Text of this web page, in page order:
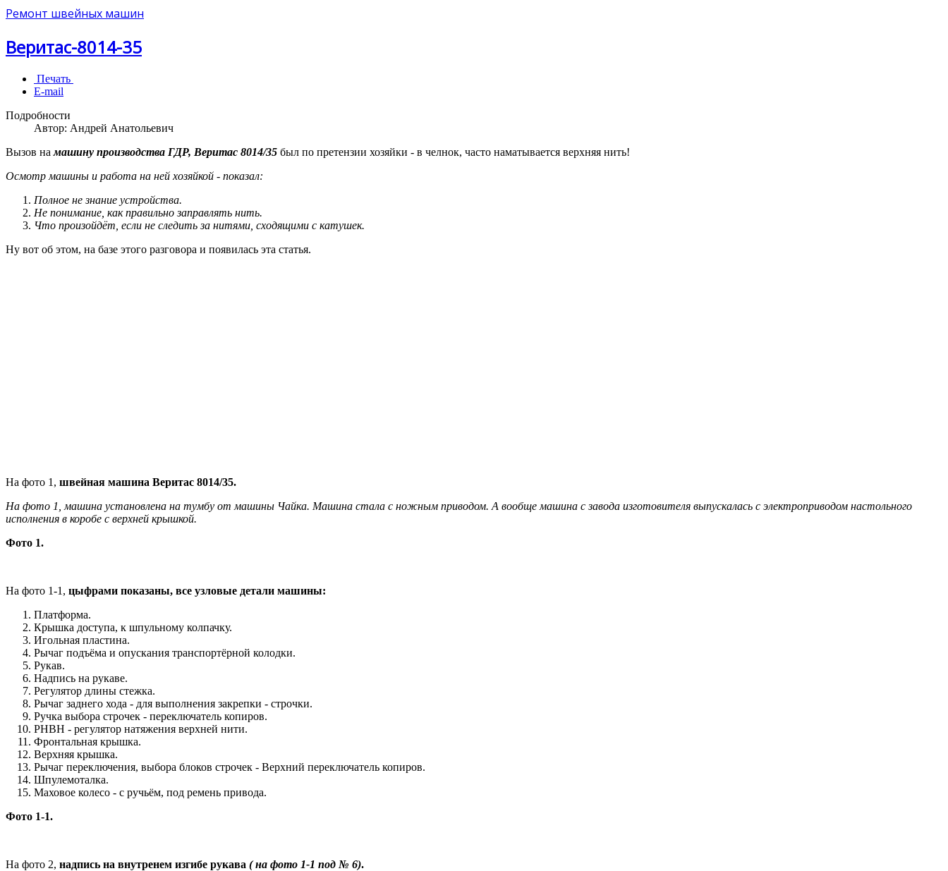
Ремонт швейных машин
Веритас-8014-35
Печать
E-mail
Подробности
Автор: Андрей Анатольевич
Вызов намашину производства ГДР, Веритас 8014/35 был по претензии хозяйки - в челнок, часто наматывается верхняя нить!
Осмотр машины и работа на ней хозяйкой - показал:
Полное не знание устройства.
Не понимание, как правильно заправлять нить.
Что произойдёт, если не следить за нитями, сходящими с катушек.
Ну вот об этом, на базе этого разговора и появилась эта статья.
На фото 1, швейная машина Веритас 8014/35.
На фото 1, машина установлена на тумбу от машины Чайка. Машина стала с ножным приводом. А вообще машина с завода изготовителя выпускалась с электроприводом настольного
исполнения в коробе с верхней крышкой.
Фото 1.
На фото 1-1, цыфрами показаны, все узловые детали машины:
Платформа.
Крышка доступа, к шпульному колпачку.
Игольная пластина.
Рычаг подъёма и опускания транспортёрной колодки.
Рукав.
Надпись на рукаве.
Регулятор длины стежка.
Рычаг заднего хода - для выполнения закрепки - строчки.
Ручка выбора строчек - переключатель копиров.
РНВН - регулятор натяжения верхней нити.
Фронтальная крышка.
Верхняя крышка.
Рычаг переключения, выбора блоков строчек - Верхний переключатель копиров.
Шпулемоталка.
Маховое колесо - с ручьём, под ремень привода.
Фото 1-1.
На фото 2, надпись на внутренем изгибе рукава ( на фото 1-1 под № 6).